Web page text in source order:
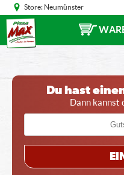
Store: Neumünster
Du hast
Dann kannst